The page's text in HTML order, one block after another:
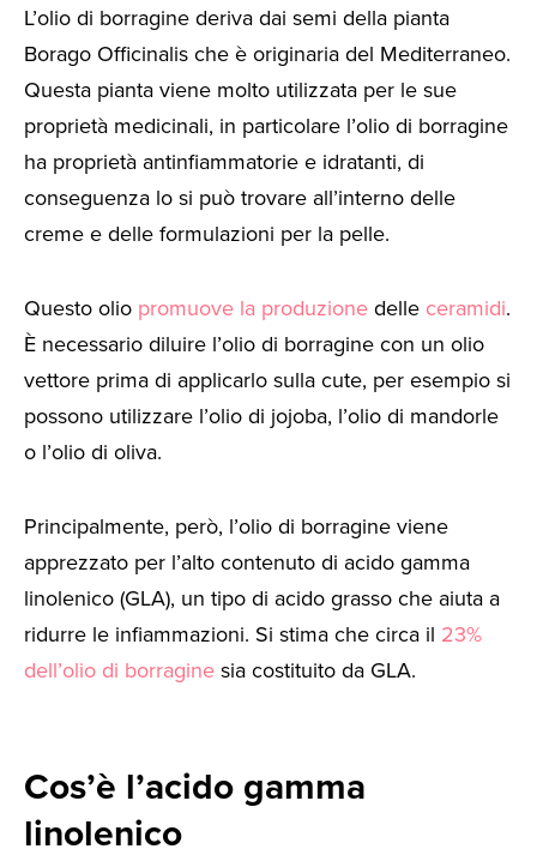
L’olio di borragine deriva dai semi della pianta
Borago Officinalis che è originaria del Mediterraneo.
Questa pianta viene molto utilizzata per le sue
proprietà medicinali, in particolare l’olio di borragine
ha proprietà antinfiammatorie e idratanti, di
conseguenza lo si può trovare all’interno delle
creme e delle formulazioni per la pelle.
Questo olio promuove la produzionedelle ceramidi.
È necessario diluire l’olio di borragine con un olio
vettore prima di applicarlo sulla cute, per esempio si
possono utilizzare l’olio di jojoba, l’olio di mandorle
o l’olio di oliva.
Principalmente, però, l’olio di borragine viene
apprezzato per l’alto contenuto di acido gamma
linolenico (GLA), un tipo di acido grasso che aiuta a
ridurre le infiammazioni. Si stima che circa il 23%
dell’olio di borraginesia costituito da GLA.
Cos’è l’acido gamma
linolenico